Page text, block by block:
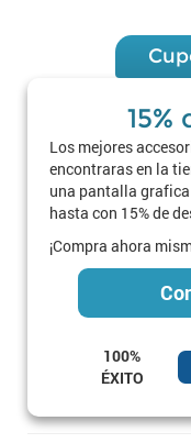
Los mejores
encontraras en la
una pantalla
hasta con 15% de
¡Compra ahora
100%
ÉXITO